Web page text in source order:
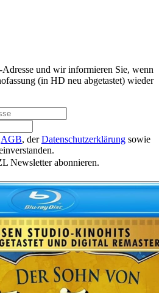
und wir informieren Sie, wenn
(in HD neu abgetastet) wieder
AGB, derDatenschutzerklärung sowie
Newsletter abonnieren.